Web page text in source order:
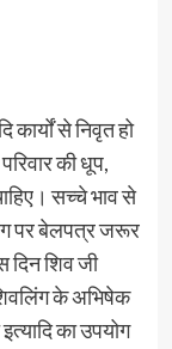
से निवृत हो
की धूप,
सच्चे भाव से
पर बेलपत्र जरूर
दिन शिव जी
के अभिषेक
का उपयोग